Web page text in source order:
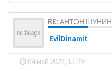
RE: АНТОН ШУНИН
EvilDinamit
- 04 май 2022, 15:29